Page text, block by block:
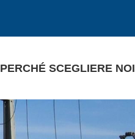
PERCHÉ SCEGLIERE NOI